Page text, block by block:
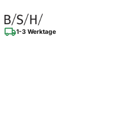
1-3 Werktage